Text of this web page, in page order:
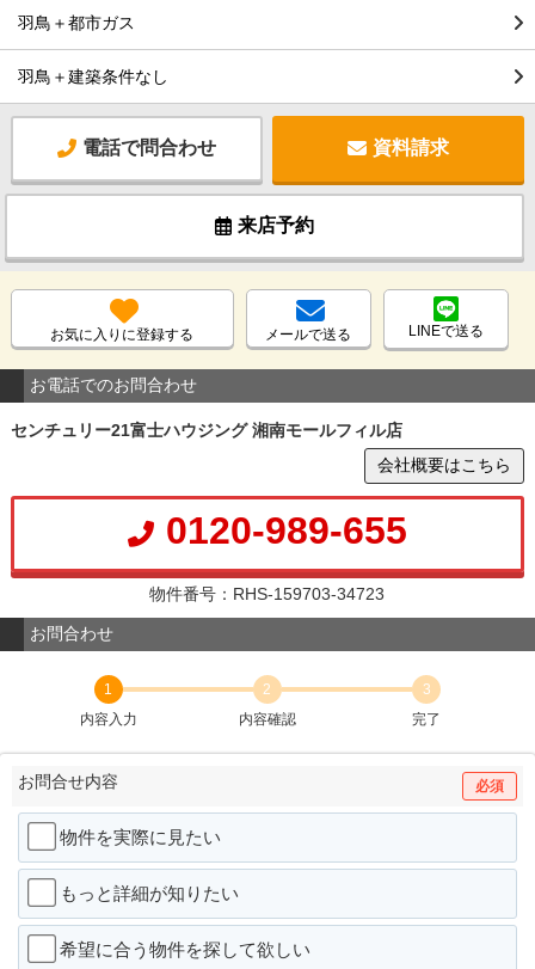
羽鳥＋都市ガス
羽鳥＋建築条件なし
電話で問合わせ 資料請求
来店予約
お気に入りに登録する メールで送る LINEで送る
お電話でのお問合わせ
センチュリー21富士ハウジング 湘南モールフィル店
会社概要はこちら
0120-989-655
物件番号：RHS-159703-34723
お問合わせ
1
内容入力
2
内容確認
3
完了
お問合せ内容 必須
物件を実際に見たい
もっと詳細が知りたい
希望に合う物件を探して欲しい